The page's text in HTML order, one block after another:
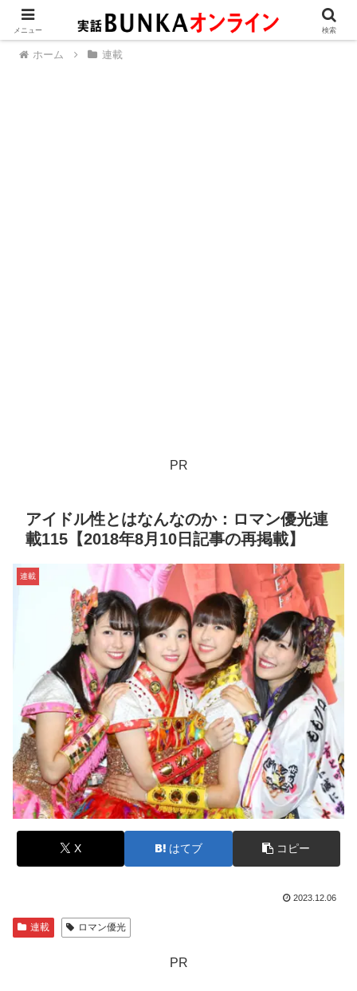
ホーム 連載
PR
アイドル性とはなんなのか：ロマン優光連
載115【2018年8月10日記事の再掲載】
連載
X はてブ コピー
2023.12.06
連載 ロマン優光
PR
メニュー 検索